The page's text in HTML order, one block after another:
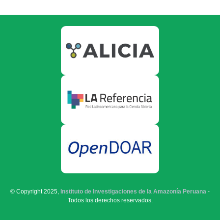
© Copyright 2025, Instituto de Investigaciones de la Amazonía Peruana -
Todos los derechos reservados.